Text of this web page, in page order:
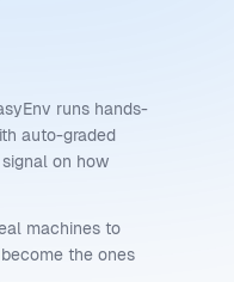
runs hands-
auto-graded
on how
machines to
the ones